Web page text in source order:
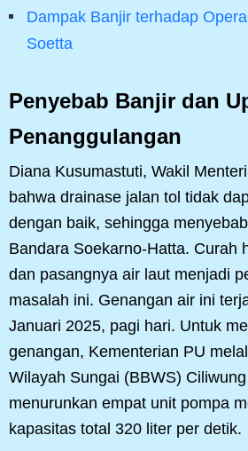
Dampak Banjir terhadap
Soetta
Penyebab Banjir dan
Penanggulangan
Diana Kusumastuti, Wakil
bahwa drainase jalan tol tidak
dengan baik, sehingga
Bandara Soekarno-Hatta. Curah
dan pasangnya air laut menjadi
masalah ini. Genangan air ini
Januari 2025, pagi hari. Untuk
genangan, Kementerian PU
Wilayah Sungai (BBWS)
menurunkan empat unit pompa
kapasitas total 320 liter per detik.